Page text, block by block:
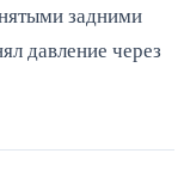
задними
давление через